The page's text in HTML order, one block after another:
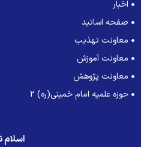
اخبار
صفحه اساتید
معاونت تهذیب
معاونت آموزش
معاونت پژوهش
حوزه علمیه امام خمینی(ره) 2
اسلام